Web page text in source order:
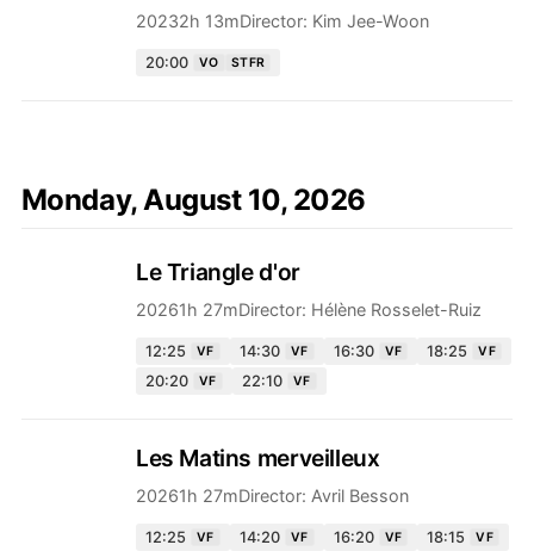
20232h 13mDirector: Kim Jee-Woon
20:00 VO STFR
Monday, August 10, 2026
Le Triangle d'or
20261h 27mDirector: Hélène Rosselet-Ruiz
12:25 VF 14:30 VF 16:30 VF 18:25 VF
20:20 VF 22:10 VF
Les Matins merveilleux
20261h 27mDirector: Avril Besson
12:25 VF 14:20 VF 16:20 VF 18:15 VF